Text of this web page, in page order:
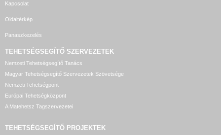
Kapcsolat
Oldaltérkép
Panaszkezelés
TEHETSÉGSEGÍTŐ SZERVEZETEK
Nemzeti Tehetségsegítő Tanács
Magyar Tehetségsegítő Szervezetek Szövetsége
Nemzeti Tehetségpont
Európai Tehetségközpont
A Matehetsz Tagszervezetei
TEHETSÉGSEGÍTŐ PROJEKTEK